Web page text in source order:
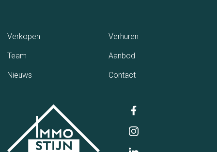
Verkopen Verhuren
Team Aanbod
Nieuws Contact(Contact)